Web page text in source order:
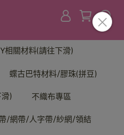
相關材料(請往下滑)
蝶古巴特材料/膠珠(拼豆)
) 不織布專區
/網帶/人字帶/紗網/領結